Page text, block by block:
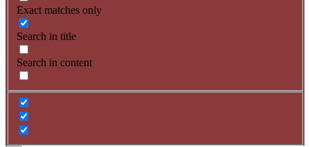
Exact matches only
Search in title
Search in content